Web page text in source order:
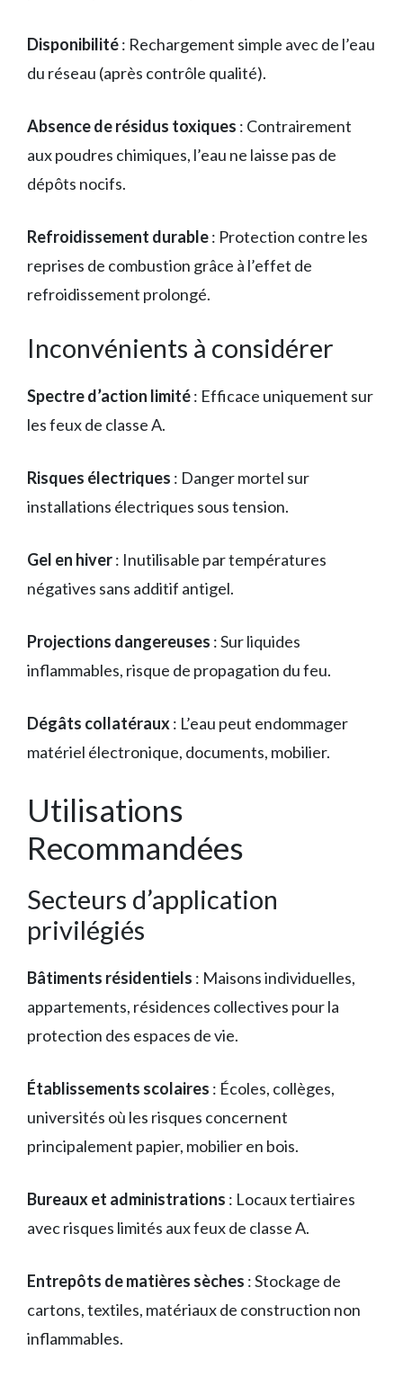
Disponibilité: Rechargement simple avec de l’eau
du réseau (après contrôle qualité).
Absence de résidus toxiques : Contrairement
aux poudres chimiques, l’eau ne laisse pas de
dépôts nocifs.
Refroidissement durable: Protection contre les
reprises de combustion grâce à l’effet de
refroidissement prolongé.
Inconvénients à considérer
Spectre d’action limité: Efficace uniquement sur
les feux de classe A.
Risques électriques : Danger mortel sur
installations électriques sous tension.
Gel en hiver: Inutilisable par températures
négatives sans additif antigel.
Projections dangereuses : Sur liquides
inflammables, risque de propagation du feu.
Dégâts collatéraux: L’eau peut endommager
matériel électronique, documents, mobilier.
Utilisations
Recommandées
Secteurs d’application
privilégiés
Bâtiments résidentiels : Maisons individuelles,
appartements, résidences collectives pour la
protection des espaces de vie.
Établissements scolaires : Écoles, collèges,
universités où les risques concernent
principalement papier, mobilier en bois.
Bureaux et administrations : Locaux tertiaires
avec risques limités aux feux de classe A.
Entrepôts de matières sèches : Stockage de
cartons, textiles, matériaux de construction non
inflammables.